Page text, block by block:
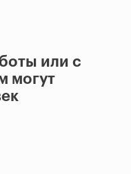
или с
могут